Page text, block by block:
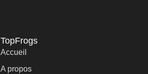
TopFrogs
Accueil
A propos